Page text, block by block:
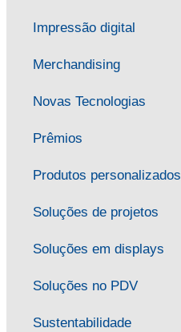
Impressão digital
Merchandising
Novas Tecnologias
Prêmios
Produtos personalizados
Soluções de projetos
Soluções em displays
Soluções no PDV
Sustentabilidade